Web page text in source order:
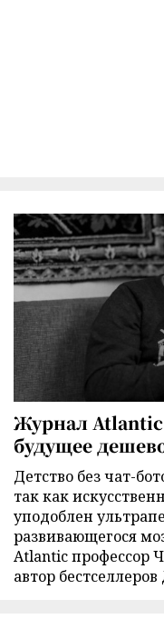
Журнал Atlantic
будущее
Детство без чат-
так как
уподоблен
развивающегося
Atlantic профессор
автор